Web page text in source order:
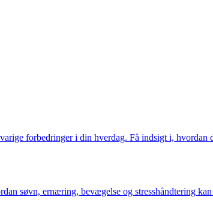
forbedringer i din hverdag. Få indsigt i, hvordan
søvn, ernæring, bevægelse og stresshåndtering